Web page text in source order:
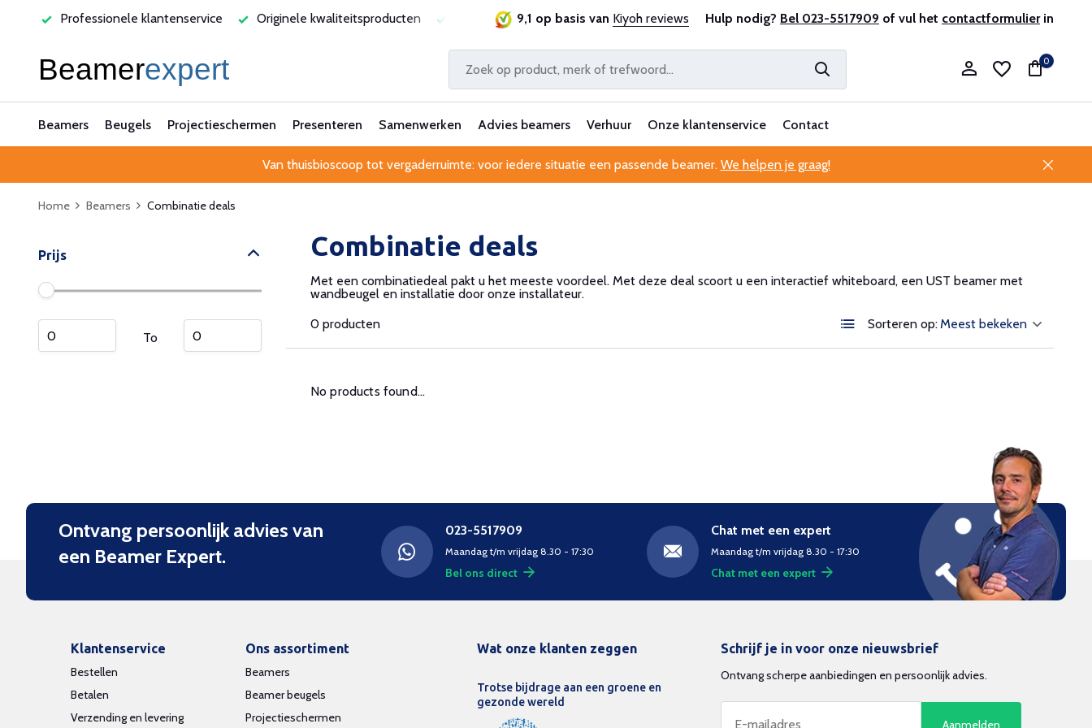
Professionele klantenservice Originele kwaliteitsproducten Laagste prijsgarantie Al 25 jaar betrouwbaar en ervaren Professionele klantenservice
9,1 op basis van Kiyoh reviews Hulp nodig? Bel 023-5517909 of vul het contactformulierin
0
Beamers Beugels Projectieschermen Presenteren Samenwerken Advies beamers Verhuur Onze klantenservice Contact
Van thuisbioscoop tot vergaderruimte: voor iedere situatie een passende beamer. We helpen je graag!
Home Beamers Combinatie deals
Prijs
To
Combinatie deals
Met een combinatiedeal pakt u het meeste voordeel. Met deze deal scoort u een interactief whiteboard, een UST beamer met
wandbeugel en installatie door onze installateur.
0 producten
Sorteren op:
No products found...
Ontvang persoonlijk advies van
een Beamer Expert.
023-5517909
Maandag t/m vrijdag 8.30 - 17:30
Bel ons direct
Chat met een expert
Maandag t/m vrijdag 8.30 - 17:30
Chat met een expert
Klantenservice
Bestellen
Betalen
Verzending en levering
Ons assortiment
Beamers
Beamer beugels
Projectieschermen
Wat onze klanten zeggen
Trotse bijdrage aan een groene en
gezonde wereld
Schrijf je in voor onze nieuwsbrief
Ontvang scherpe aanbiedingen en persoonlijk advies.
Aanmelden